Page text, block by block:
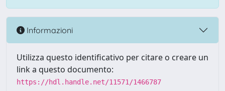
Informazioni
Utilizza questo identificativo per citare o creare un
link a questo documento:
https://hdl.handle.net/11571/1466787